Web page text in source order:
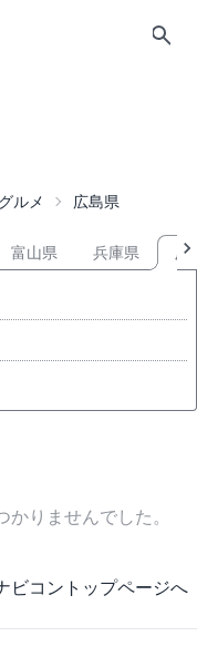
グルメ 広島県
富山県 兵庫県 広
りませんでした。
ビコントップページへ